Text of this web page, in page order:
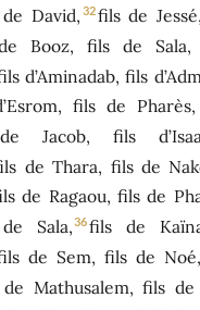
David, 32fils de
Booz, fils de
d’Aminadab, fils
fils de
Jacob, fils
de Thara, fils de
de Ragaou, fils de
Sala,36fils de
fils de Sem, fils de
Mathusalem, fils de